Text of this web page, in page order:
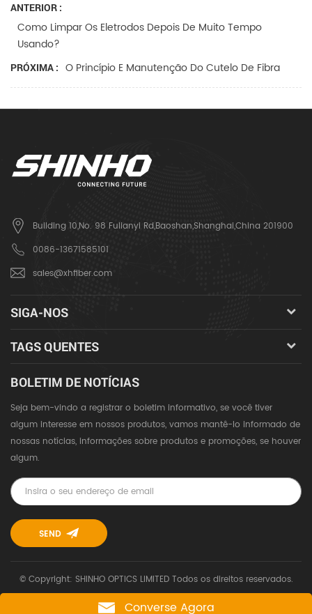
ANTERIOR :
Como Limpar Os Eletrodos Depois De Muito Tempo
Usando?
PRÓXIMA : O Princípio E Manutenção Do Cutelo De Fibra
Building 10,No. 98 Fulianyi Rd,Baoshan,Shanghai,China 201900
0086-13671585101
sales@xhfiber.com
SIGA-NOS
TAGS QUENTES
BOLETIM DE NOTÍCIAS
Seja bem-vindo a registrar o boletim informativo, se você tiver
algum interesse em nossos produtos, vamos mantê-lo informado de
nossas notícias, informações sobre produtos e promoções, se houver
algum.
© Copyright: SHINHO OPTICS LIMITED Todos os direitos reservados.
Converse Agora